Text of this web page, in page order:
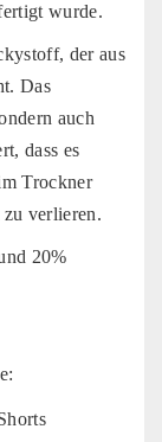
wurde.
der aus
Das
auch
dass es
Trockner
zu verlieren.
20%